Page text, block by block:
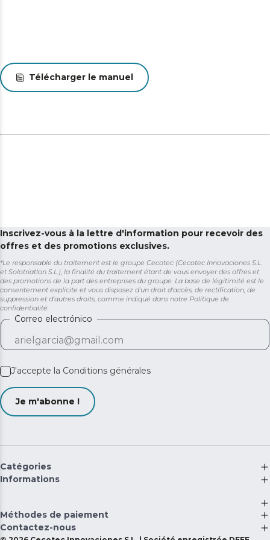
Télécharger le manuel
Inscrivez-vous à la lettre d'information pour recevoir des
offres et des promotions exclusives.
*Le responsable du traitement est le groupe Cecotec (Cecotec Innovaciones S.L.
et Solotriatlon S.L.), la finalité du traitement étant de vous envoyer des offres et
des promotions de la part des entreprises du groupe. La base de légitimité est le
consentement explicite et vous disposez d'un droit d'accès, de rectification, de
suppression et d'autres droits, comme indiqué dans notre Politique de
confidentialité
Correo electrónico
J'accepte la Conditions générales
Je m'abonne !
Catégories
Informations
Méthodes de paiement
Contactez-nous